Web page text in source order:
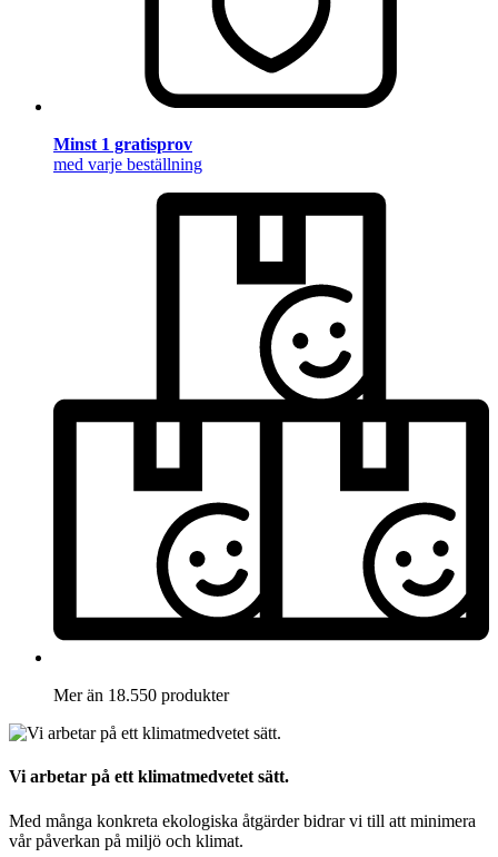
Minst 1 gratisprov
med varje beställning
Mer än 18.550 produkter
Vi arbetar på ett klimatmedvetet sätt.
Med många konkreta ekologiska åtgärder bidrar vi till att minimera
vår påverkan på miljö och klimat.